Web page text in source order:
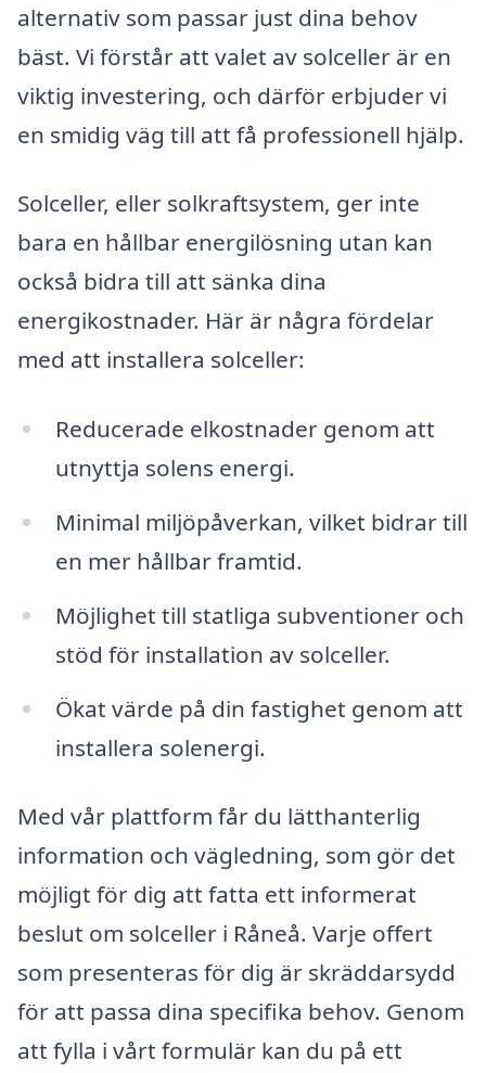
alternativ som passar just dina behov
bäst. Vi förstår att valet av solceller är en
viktig investering, och därför erbjuder vi
en smidig väg till att få professionell hjälp.
Solceller, eller solkraftsystem, ger inte
bara en hållbar energilösning utan kan
också bidra till att sänka dina
energikostnader. Här är några fördelar
med att installera solceller:
Reducerade elkostnader genom att
utnyttja solens energi.
Minimal miljöpåverkan, vilket bidrar till
en mer hållbar framtid.
Möjlighet till statliga subventioner och
stöd för installation av solceller.
Ökat värde på din fastighet genom att
installera solenergi.
Med vår plattform får du lätthanterlig
information och vägledning, som gör det
möjligt för dig att fatta ett informerat
beslut om solceller i Råneå. Varje offert
som presenteras för dig är skräddarsydd
för att passa dina specifika behov. Genom
att fylla i vårt formulär kan du på ett